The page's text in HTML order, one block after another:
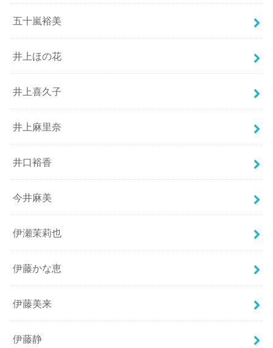
五十嵐裕美
井上ほの花
井上喜久子
井上麻里奈
井口裕香
今井麻美
伊瀬茉莉也
伊藤かな恵
伊藤美来
伊藤静